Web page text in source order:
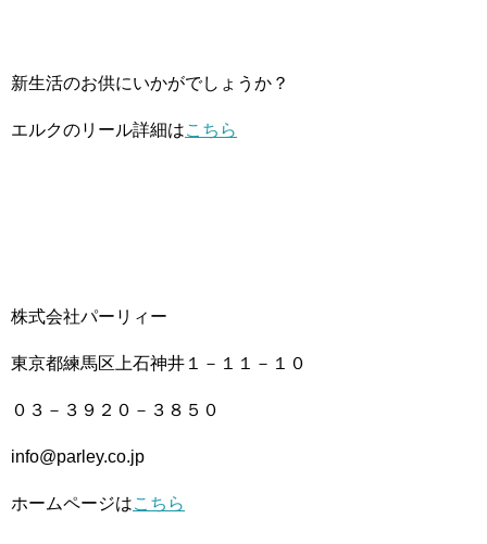
新生活のお供にいかがでしょうか？
エルクのリール詳細はこちら
株式会社パーリィー
東京都練馬区上石神井１－１１－１０
０３－３９２０－３８５０
info@parley.co.jp
ホームページはこちら